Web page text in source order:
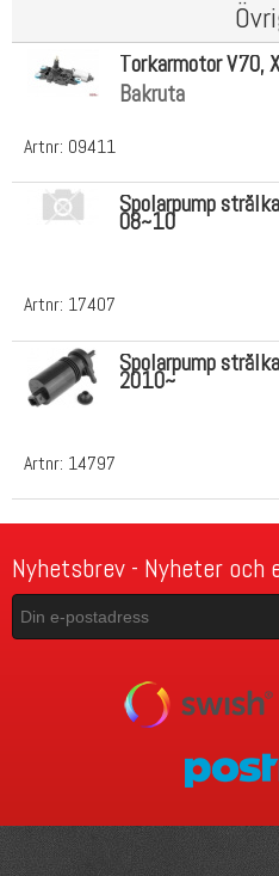
Artnr: 09411
Torkarmotor V70,
Bakruta
Artnr: 17407
Spolarpump
08~10
Artnr: 14797
Spolarpump
2010~
Nyhetsbrev - Nyheter och